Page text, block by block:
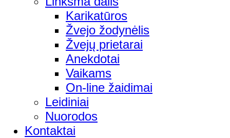
Karikatūros
Žvejo žodynėlis
Žvejų prietarai
Anekdotai
Vaikams
On-line žaidimai
Leidiniai
Nuorodos
Kontaktai